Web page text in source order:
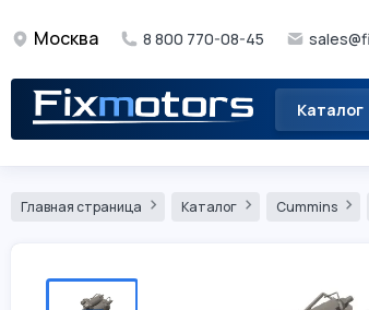
Москва 8 800 770-08-45
Каталог
Главная страница Каталог Cummins